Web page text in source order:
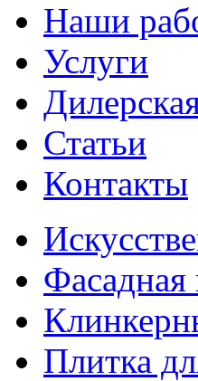
Наши
Услуги
Статьи
Контакты
Фасадная
Плитка